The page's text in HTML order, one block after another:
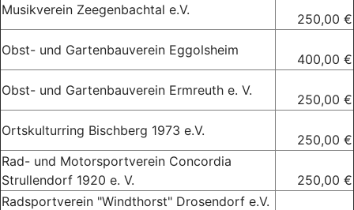
Musikverein Zeegenbachtal e.V.
250,00 €
Obst- und Gartenbauverein Eggolsheim
400,00 €
Obst- und Gartenbauverein Ermreuth e. V.
250,00 €
Ortskulturring Bischberg 1973 e.V.
250,00 €
Rad- und Motorsportverein Concordia
Strullendorf 1920 e. V.
250,00 €
Radsportverein "Windthorst" Drosendorf e.V.